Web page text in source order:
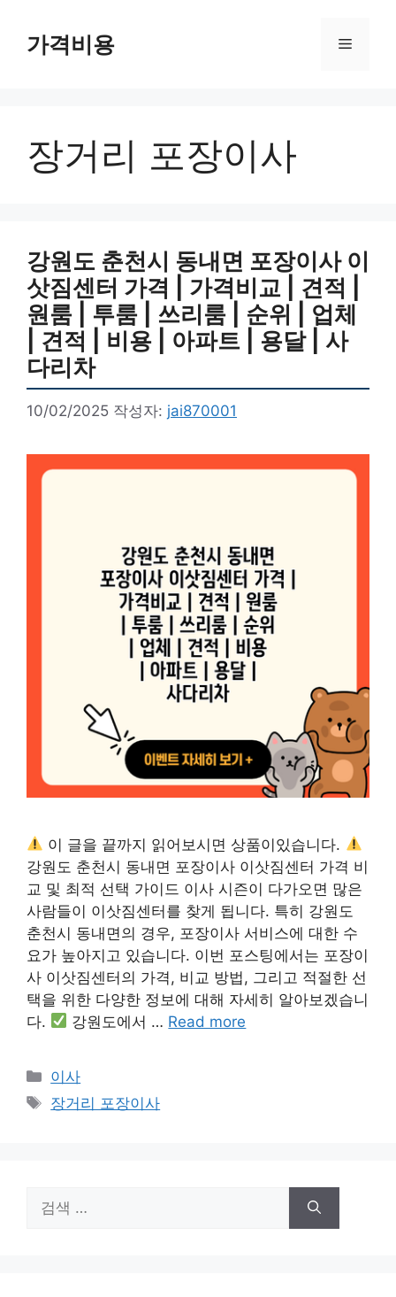
가격비용 메
장거리 포장이사
강원도 춘천시 동내면 포장이사 이
삿짐센터 가격 | 가격비교 | 견적 |
원룸 | 투룸 | 쓰리룸 | 순위 | 업체
| 견적 | 비용 | 아파트 | 용달 | 사
다리차
10/02/2025 작성자: jai870001
이 글을 끝까지 읽어보시면 상품이있습니다.
강원도 춘천시 동내면 포장이사 이삿짐센터 가격 비
교 및 최적 선택 가이드 이사 시즌이 다가오면 많은
사람들이 이삿짐센터를 찾게 됩니다. 특히 강원도
춘천시 동내면의 경우, 포장이사 서비스에 대한 수
요가 높아지고 있습니다. 이번 포스팅에서는 포장이
사 이삿짐센터의 가격, 비교 방법, 그리고 적절한 선
택을 위한 다양한 정보에 대해 자세히 알아보겠습니
다.
강원도에서 … Read more
카
테
고
이사
태
장거리 포장이사
색: